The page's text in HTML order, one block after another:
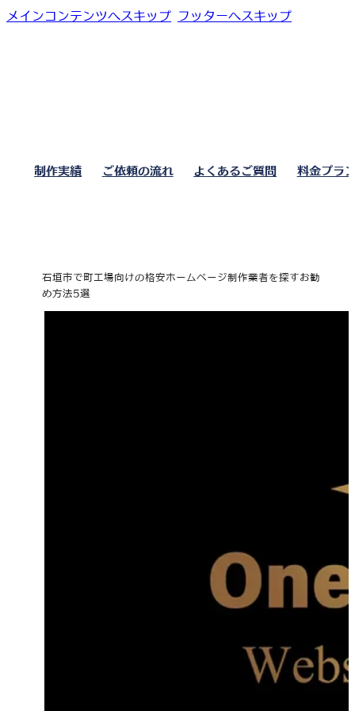
メインコンテンツへスキップ フッターへスキップ
制作実績 ご依頼の流れ よくあるご質問 料金プラ
石垣市で町工場向けの格安ホームページ制作業者を探すお勧
め方法5選